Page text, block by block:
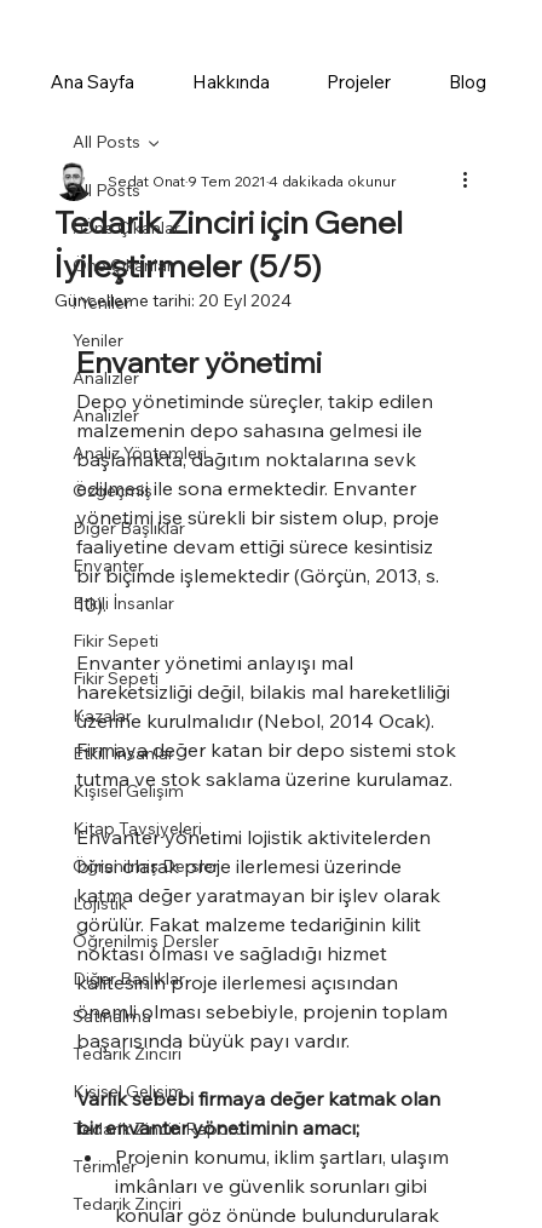
Ana Sayfa Hakkında Projeler Blog
All Posts
! Öne Çıkanlar
Öne Çıkanlar
! Yeniler
Yeniler
Analizler
Analizler
Analiz Yöntemleri
Özgeçmiş
Diğer Başlıklar
Envanter
Etkili İnsanlar
Fikir Sepeti
Fikir Sepeti
Kazalar
Etkili İnsanlar
Kişisel Gelişim
Kitap Tavsiyeleri
Öğrenilmiş Dersler
Lojistik
Öğrenilmiş Dersler
Diğer Başlıklar
Satınalma
Tedarik Zinciri
Kişisel Gelişim
Tedarik Zinciri Raporu
Terimler
Tedarik Zinciri
All Posts
Tedarik Zinciri için Genel
İyileştirmeler (5/5)
Sedat Onat9 Tem 2021 4 dakikada okunur
Güncelleme tarihi: 20 Eyl 2024
Envanter yönetimi
Depo yönetiminde süreçler, takip edilen
malzemenin depo sahasına gelmesi ile
başlamakta, dağıtım noktalarına sevk
edilmesi ile sona ermektedir. Envanter
yönetimi ise sürekli bir sistem olup, proje
faaliyetine devam ettiği sürece kesintisiz
bir biçimde işlemektedir (Görçün, 2013, s.
10).
Envanter yönetimi anlayışı mal
hareketsizliği değil, bilakis mal hareketliliği
üzerine kurulmalıdır (Nebol, 2014 Ocak).
Firmaya değer katan bir depo sistemi stok
tutma ve stok saklama üzerine kurulamaz.
Envanter yönetimi lojistik aktivitelerden
birisi olarak proje ilerlemesi üzerinde
katma değer yaratmayan bir işlev olarak
görülür. Fakat malzeme tedariğinin kilit
noktası olması ve sağladığı hizmet
kalitesinin proje ilerlemesi açısından
önemli olması sebebiyle, projenin toplam
başarısında büyük payı vardır.
Varlık sebebi firmaya değer katmak olan
bir envanter yönetiminin amacı;
Projenin konumu, iklim şartları, ulaşım
imkânları ve güvenlik sorunları gibi
konular göz önünde bulundurularak